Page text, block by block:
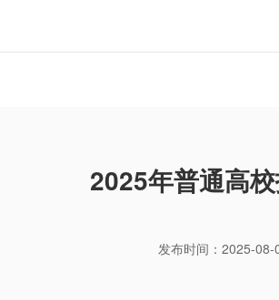
2025年普通高
发布时间：2025-08-